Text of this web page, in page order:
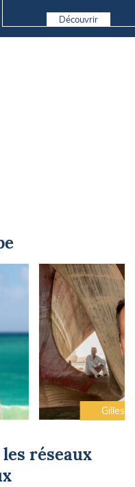
Découvrir
Gilles
réseaux